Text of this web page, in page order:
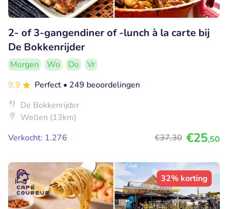
2- of 3-gangendiner of -lunch à la carte bij
De Bokkenrijder
Morgen Wo Do
Vr
9.9
Perfect • 249 beoordelingen
De Bokkenrijder
Wellen (13km)
Verkocht: 1.276
€37,30 €25,50
32% korting